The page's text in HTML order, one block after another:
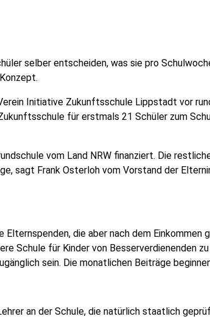
selber entscheiden, was sie pro
Initiative Zukunftsschule Lippstadt vor
für erstmals 21 Schüler zum
vom Land NRW finanziert. Die
sagt Frank Osterloh vom Vorstand der
Elternspenden, die aber nach dem Einkommen
Schule für Kinder von Besserverdienenden
sein. Die monatlichen Beiträge
an der Schule, die natürlich staatlich